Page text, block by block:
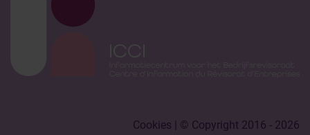
Cookies | © Copyright 2016 - 2026